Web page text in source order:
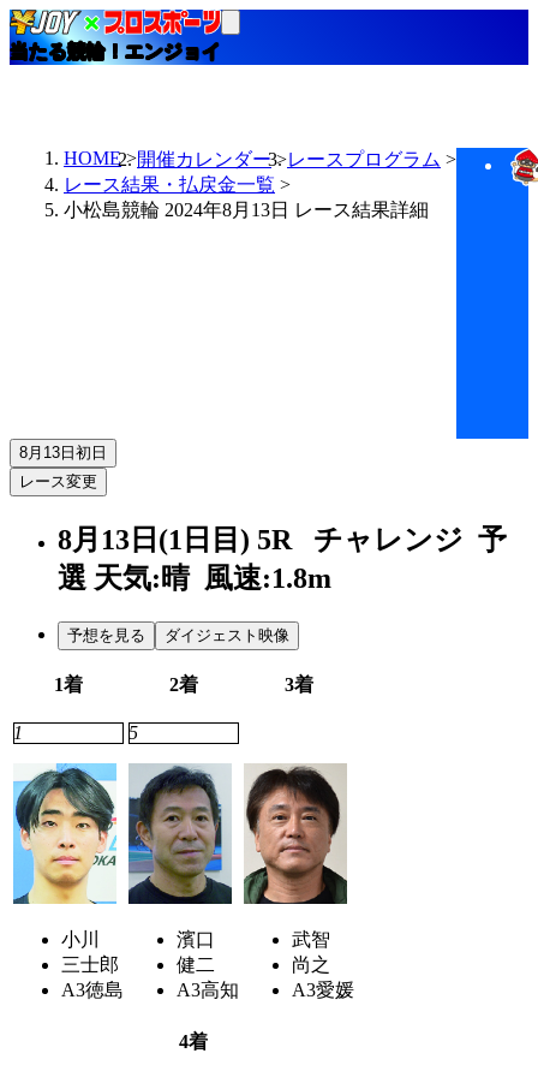
当たる競輪！エンジョイ
HOME 開催カレンダー
レースプログラム
レース結果・払戻金一覧
小松島競輪 2024年8月13日 レース結果詳細
8月13日 初日
レース変更
8月13日(1日目) 5R チャレンジ 予
選 天気:晴 風速:1.8m
予想を見る ダイジェスト映像
1着 2着 3着
1
小川
三士郎
A3徳島
5
濱口
健二
A3高知
武智
尚之
A3愛媛
4着